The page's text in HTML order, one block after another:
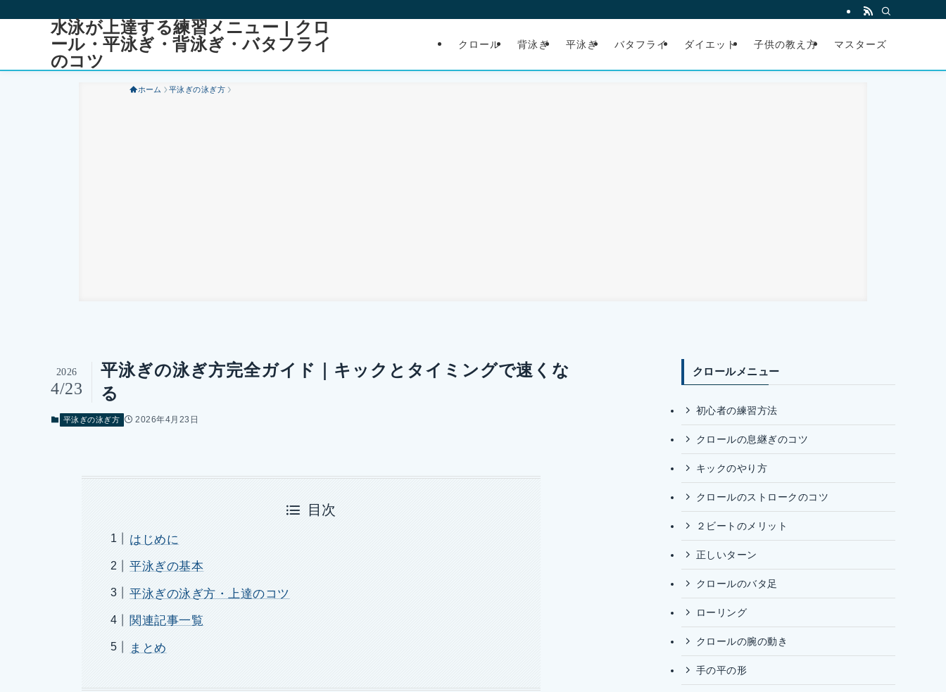
水泳が上達する練習メニュー | クロ
ール・平泳ぎ・背泳ぎ・バタフライ
のコツ
クロール 背泳ぎ 平泳ぎ バタフライ ダイエット 子供の教え方 マスターズ
ホーム 平泳ぎの泳ぎ方
平泳ぎの泳ぎ方完全ガイド｜キックとタイミングで速くな
る
2026
4/23
平泳ぎの泳ぎ方 2026年4月23日
目次
はじめに
平泳ぎの基本
平泳ぎの泳ぎ方・上達のコツ
関連記事一覧
まとめ
クロールメニュー
初心者の練習方法
クロールの息継ぎのコツ
キックのやり方
クロールのストロークのコツ
２ビートのメリット
正しいターン
クロールのバタ足
ローリング
クロールの腕の動き
手の平の形